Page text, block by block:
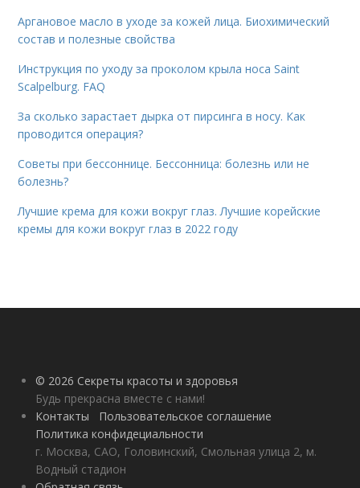
Аргановое масло в уходе за кожей лица. Биохимический
состав и полезные свойства
Инструкция по уходу за проколом крыла носа Saint
Scalpelburg. FAQ
За сколько зарастает дырка от пирсинга в носу. Как
проводится операция?
Советы при бессоннице. Бессонница: болезнь или не
болезнь?
Лучшие крема для кожи вокруг глаз. Лучшие корейские
кремы для кожи вокруг глаз в 2022 году
© 2026 Секреты красоты и здоровья
Будь прекрасна вместе с нами!
Контакты
Пользовательское соглашение
Политика конфидециальности
г. Москва, САО, Головинский, Смольная улица 2, м.
Водный стадион